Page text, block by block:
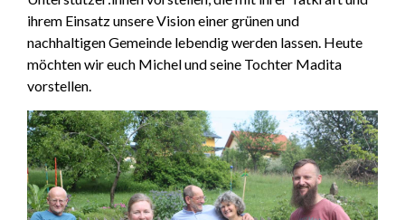
ihrem Einsatz unsere Vision einer grünen und
nachhaltigen Gemeinde lebendig werden lassen. Heute
möchten wir euch Michel und seine Tochter Madita
vorstellen.